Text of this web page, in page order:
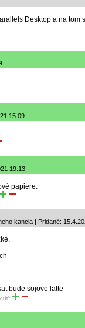
Desktop a na tom
15:09
19:13
papiere.
kancla | Pridané:
bude sojove latte